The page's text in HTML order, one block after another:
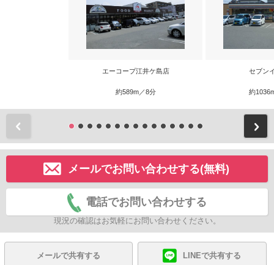
エーコープ江井ケ島店
約589m／8分
セブン
約
メールでお問い合わせする(無料)
電話でお問い合わせする
現況の確認はお気軽にお問い合わせください。
メールで共有する LINEで共有する